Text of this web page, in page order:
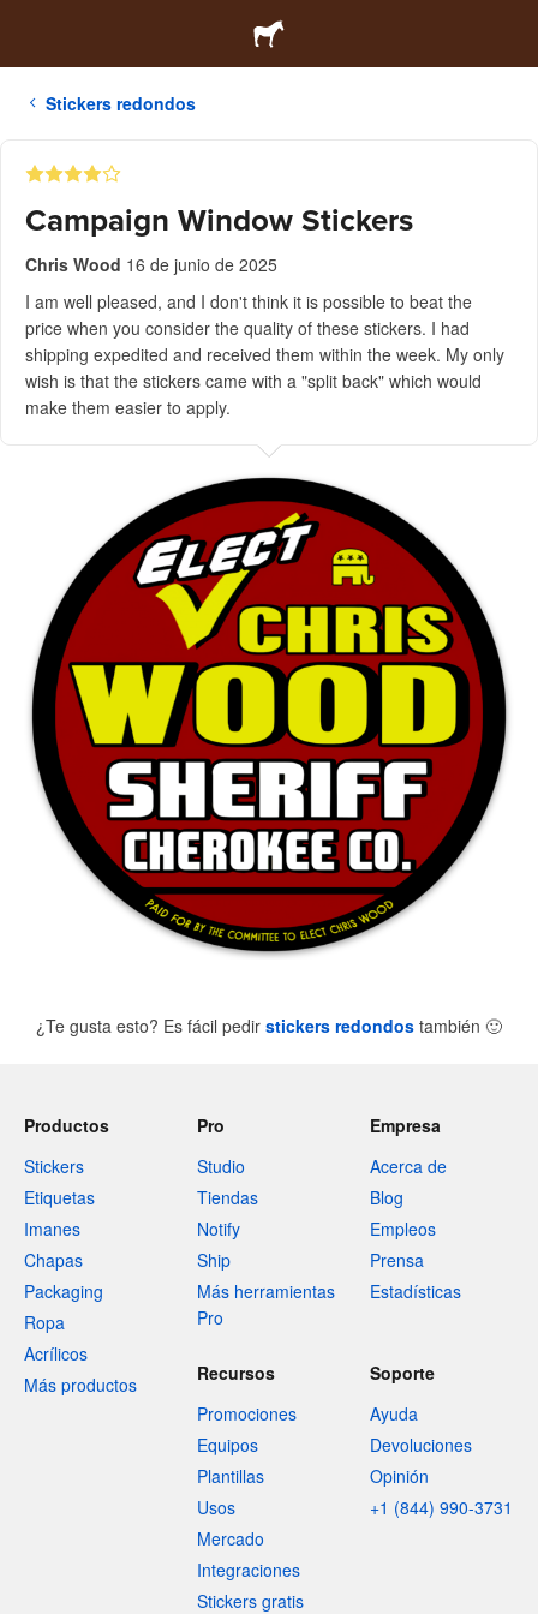
Stickers redondos
Campaign Window Stickers
Chris Wood 16 de junio de 2025
I am well pleased, and I don't think it is possible to beat the
price when you consider the quality of these stickers. I had
shipping expedited and received them within the week. My only
wish is that the stickers came with a "split back" which would
make them easier to apply.
¿Te gusta esto? Es fácil pedir stickers redondos también 🙂
Productos
Stickers
Etiquetas
Imanes
Chapas
Packaging
Ropa
Acrílicos
Más productos
Pro
Studio
Tiendas
Notify
Ship
Más herramientas
Pro
Empresa
Acerca de
Blog
Empleos
Prensa
Estadísticas
Recursos
Promociones
Equipos
Plantillas
Usos
Mercado
Integraciones
Stickers gratis
Soporte
Ayuda
Devoluciones
Opinión
+1 (844) 990-3731